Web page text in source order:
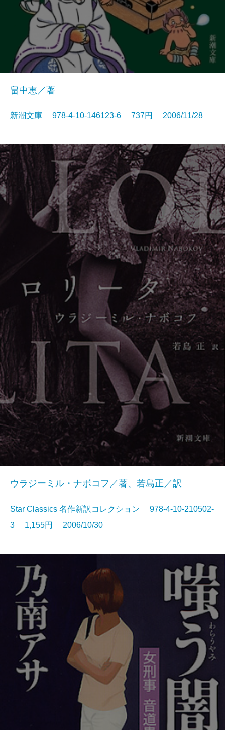
畠中恵／著
新潮文庫 978-4-10-146123-6 737円 2006/11/28
ウラジーミル・ナボコフ／著、若島正／訳
Star Classics 名作新訳コレクション 978-4-10-210502-
3 1,155円 2006/10/30